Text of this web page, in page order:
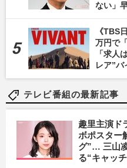
ない」
《TBS
万円で
「求人
レア”バ
テレビ番組の最新記事
趣里主演ド
ボポスター
グ”… 三山
る“キャッ